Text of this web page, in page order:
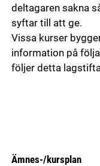
deltagaren sakna
syftar till att ge.
Vissa kurser
information på
följer detta
Ämnes-/kursplan